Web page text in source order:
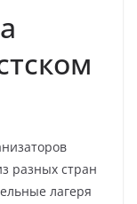
разных стран
лагеря